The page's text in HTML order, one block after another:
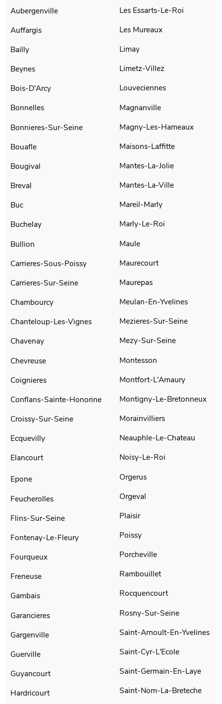
Aubergenville
Auffargis
Bailly
Beynes
Bois-D'Arcy
Bonnelles
Bonnieres-Sur-Seine
Bouafle
Bougival
Breval
Buc
Buchelay
Bullion
Carrieres-Sous-Poissy
Carrieres-Sur-Seine
Chambourcy
Chanteloup-Les-Vignes
Chavenay
Chevreuse
Coignieres
Conflans-Sainte-Honorine
Croissy-Sur-Seine
Ecquevilly
Elancourt
Epone
Feucherolles
Flins-Sur-Seine
Fontenay-Le-Fleury
Fourqueux
Freneuse
Gambais
Garancieres
Gargenville
Guerville
Guyancourt
Hardricourt
Les Essarts-Le-Roi
Les Mureaux
Limay
Limetz-Villez
Louveciennes
Magnanville
Magny-Les-Hameaux
Maisons-Laffitte
Mantes-La-Jolie
Mantes-La-Ville
Mareil-Marly
Marly-Le-Roi
Maule
Maurecourt
Maurepas
Meulan-En-Yvelines
Mezieres-Sur-Seine
Mezy-Sur-Seine
Montesson
Montfort-L'Amaury
Montigny-Le-Bretonneux
Morainvilliers
Neauphle-Le-Chateau
Noisy-Le-Roi
Orgerus
Orgeval
Plaisir
Poissy
Porcheville
Rambouillet
Rocquencourt
Rosny-Sur-Seine
Saint-Arnoult-En-Yvelines
Saint-Cyr-L'Ecole
Saint-Germain-En-Laye
Saint-Nom-La-Breteche